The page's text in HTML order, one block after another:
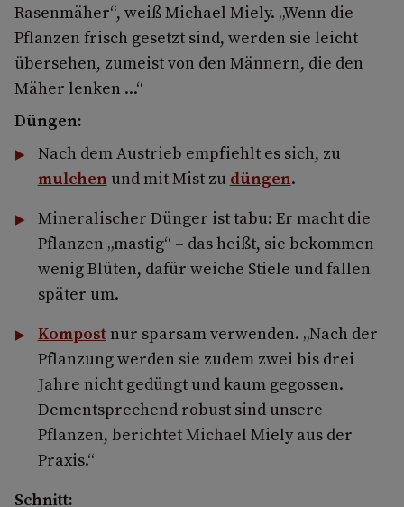
Rasenmäher“, weiß Michael Miely. „Wenn die
Pflanzen frisch gesetzt sind, werden sie leicht
übersehen, zumeist von den Männern, die den
Mäher lenken ...“
Düngen:
Nach dem Austrieb empfiehlt es sich, zu
mulchen und mit Mist zu düngen.
Mineralischer Dünger ist tabu: Er macht die
Pflanzen „mastig“ – das heißt, sie bekommen
wenig Blüten, dafür weiche Stiele und fallen
später um.
Kompostnur sparsam verwenden. „Nach der
Pflanzung werden sie zudem zwei bis drei
Jahre nicht gedüngt und kaum gegossen.
Dementsprechend robust sind unsere
Pflanzen, berichtet Michael Miely aus der
Praxis.“
Schnitt: